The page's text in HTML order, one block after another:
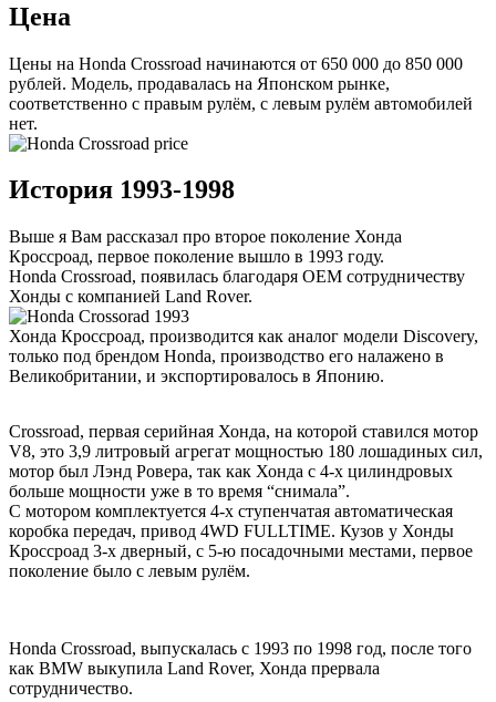
Цена
Цены на Honda Crossroad начинаются от 650 000 до 850 000
рублей. Модель, продавалась на Японском рынке,
соответственно с правым рулём, с левым рулём автомобилей
нет.
История 1993-1998
Выше я Вам рассказал про второе поколение Хонда
Кроссроад, первое поколение вышло в 1993 году.
Honda Crossroad, появилась благодаря OEM сотрудничеству
Хонды с компанией Land Rover.
Хонда Кроссроад, производится как аналог модели Discovery,
только под брендом Honda, производство его налажено в
Великобритании, и экспортировалось в Японию.
Crossroad, первая серийная Хонда, на которой ставился мотор
V8, это 3,9 литровый агрегат мощностью 180 лошадиных сил,
мотор был Лэнд Ровера, так как Хонда с 4-х цилиндровых
больше мощности уже в то время “снимала”.
С мотором комплектуется 4-х ступенчатая автоматическая
коробка передач, привод 4WD FULLTIME. Кузов у Хонды
Кроссроад 3-х дверный, с 5-ю посадочными местами, первое
поколение было с левым рулём.
Honda Crossroad, выпускалась с 1993 по 1998 год, после того
как BMW выкупила Land Rover, Хонда прервала
сотрудничество.